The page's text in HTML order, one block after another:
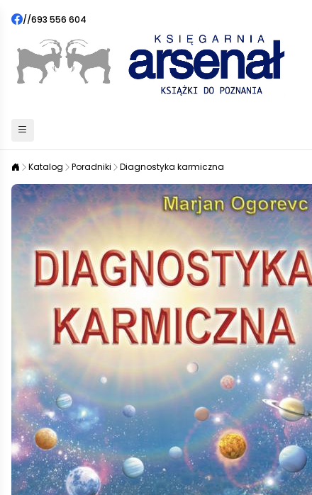
//693 556 604
Katalog Poradniki Diagnostyka karmiczna